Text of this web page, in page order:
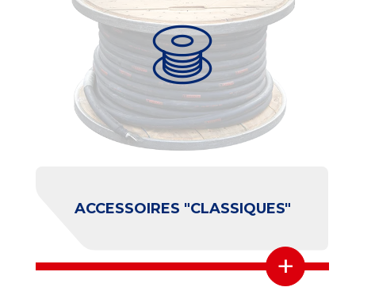
ACCESSOIRES "EVENT"
+